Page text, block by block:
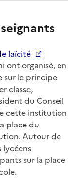
laïcité
ont organisé, en
sur le principe
classe,
du Conseil
cette institution
place du
Autour de
lycéens
sur la place